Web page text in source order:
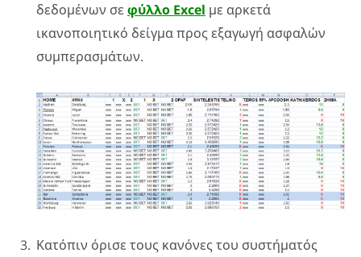
δεδομένων σε φύλλο Excel με αρκετά
ικανοποιητικό δείγμα προς εξαγωγή ασφαλών
συμπερασμάτων.
Κατόπιν όρισε τους κανόνες του συστήματός